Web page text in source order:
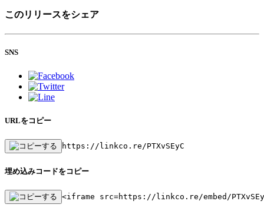
このリリースをシェア
SNS
URLをコピー
https://linkco.re/PTXvSEyC
埋め込みコードをコピー
<iframe src=https://linkco.re/embed/